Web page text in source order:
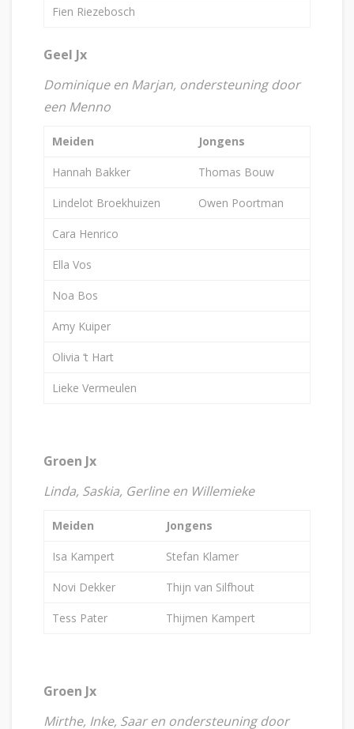
Fien Riezebosch
Geel Jx
Dominique en Marjan, ondersteuning door
een Menno
Meiden Jongens
Hannah Bakker Thomas Bouw
Lindelot Broekhuizen Owen Poortman
Cara Henrico
Ella Vos
Noa Bos
Amy Kuiper
Olivia ‘t Hart
Lieke Vermeulen
Groen Jx
Linda, Saskia, Gerline en Willemieke
Meiden Jongens
Isa Kampert Stefan Klamer
Novi Dekker Thijn van Silfhout
Tess Pater Thijmen Kampert
Groen Jx
Mirthe, Inke, Saar en ondersteuning door